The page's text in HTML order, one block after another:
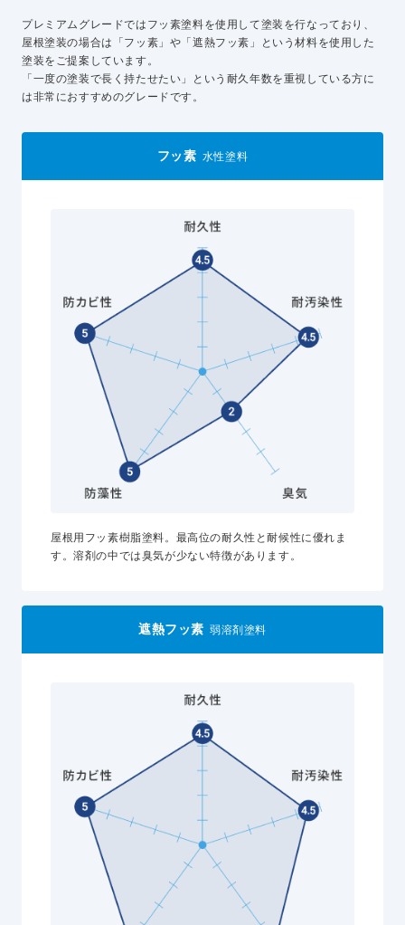
プレミアムグレードではフッ素塗料を使用して塗装を行なっており、
屋根塗装の場合は「フッ素」や「遮熱フッ素」という材料を使用した
塗装をご提案しています。
「一度の塗装で長く持たせたい」という耐久年数を重視している方に
は非常におすすめのグレードです。
フッ素 水性塗料
屋根用フッ素樹脂塗料。最高位の耐久性と耐候性に優れま
す。溶剤の中では臭気が少ない特徴があります。
遮熱フッ素 弱溶剤塗料